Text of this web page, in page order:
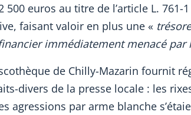
500 euros au titre de l’article L. 761-
faisant valoir en plus une «
immédiatement menacé par
de Chilly-Mazarin fournit
divers de la presse locale : les
agressions par arme blanche